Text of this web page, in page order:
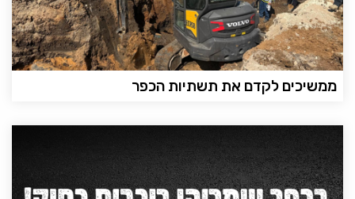
ממשיכים לקדם את תשתיות הכפר